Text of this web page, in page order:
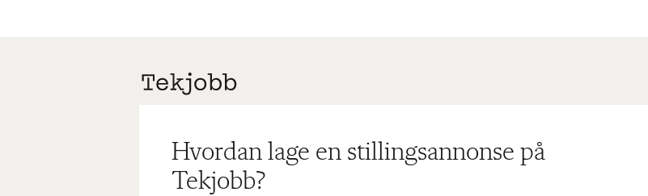
Hvordan lage en stillingsannonse på
Tekjobb?